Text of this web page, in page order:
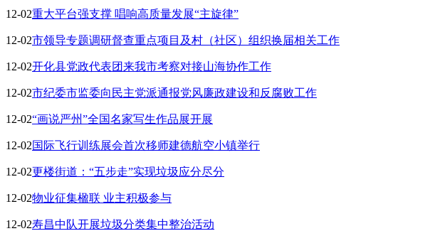
12-02重大平台强支撑 唱响高质量发展“主旋律”
12-02市领导专题调研督查重点项目及村（社区）组织换届相关工作
12-02开化县党政代表团来我市考察对接山海协作工作
12-02市纪委市监委向民主党派通报党风廉政建设和反腐败工作
12-02“画说严州”全国名家写生作品展开展
12-02国际飞行训练展会首次移师建德航空小镇举行
12-02更楼街道：“五步走”实现垃圾应分尽分
12-02物业征集楹联 业主积极参与
12-02寿昌中队开展垃圾分类集中整治活动